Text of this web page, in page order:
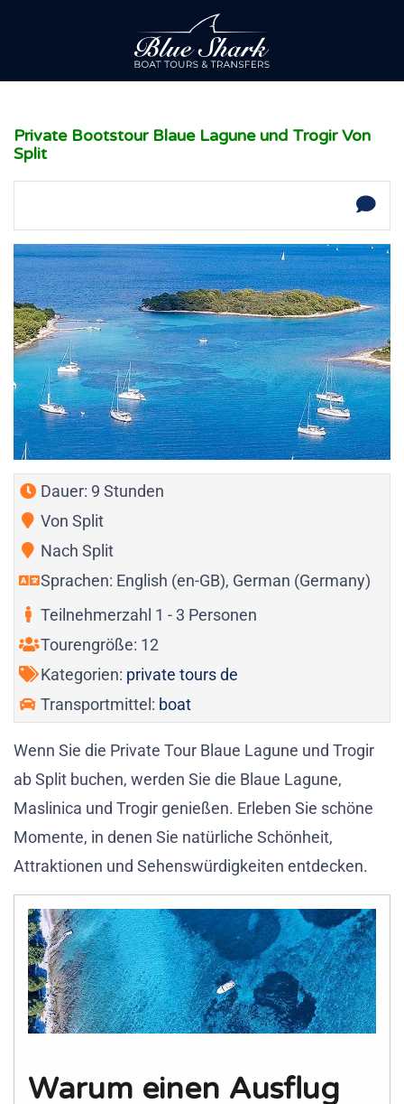
Private Bootstour Blaue Lagune und Trogir Von
Split
Dauer: 9 Stunden
Von Split
Nach Split
Sprachen: English (en-GB), German (Germany)
Teilnehmerzahl 1 - 3 Personen
Tourengröße: 12
Kategorien: private tours de
Transportmittel: boat
Wenn Sie die Private Tour Blaue Lagune und Trogir
ab Split buchen, werden Sie die Blaue Lagune,
Maslinica und Trogir genießen. Erleben Sie schöne
Momente, in denen Sie natürliche Schönheit,
Attraktionen und Sehenswürdigkeiten entdecken.
Warum einen Ausflug